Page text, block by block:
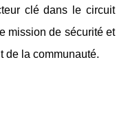
clé dans le circuit
mission de sécurité et
de la communauté.